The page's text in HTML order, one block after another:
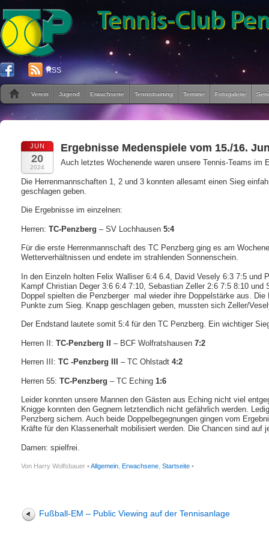
RSS
Verein Jugend Erwachsene Tennistraining Termine Fotogalerie
JUN
20
2024
Ergebnisse Medenspiele vom 15./16.
Auch letztes Wochenende waren unsere Tennis-Teams im
Die Herrenmannschaften 1, 2 und 3 konnten allesamt einen Sieg
geschlagen geben.
Die Ergebnisse im einzelnen:
Herren: TC-Penzberg – SV Lochhausen 5:4
Für die erste Herrenmannschaft des TC Penzberg ging es am
Wetterverhältnissen und endete im strahlenden Sonnenschein.
In den Einzeln holten Felix Walliser 6:4 6.4, David Vesely 6:3 7:5
Kampf Christian Deger 3:6 6:4 7:10, Sebastian Zeller 2:6 7:5 8:10
Doppel spielten die Penzberger mal wieder ihre Doppelstärke aus.
Punkte zum Sieg. Knapp geschlagen geben, mussten sich Zeller/
Der Endstand lautete somit 5:4 für den TC Penzberg. Ein wichtiger
Herren II: TC-Penzberg II – BCF Wolfratshausen 7:2
Herren III: TC -Penzberg III – TC Ohlstadt 4:2
Herren 55: TC-Penzberg – TC Eching 1:6
Leider konnten unsere Mannen den Gästen aus Eching nicht viel
Knigge konnten den Gegnern letztendlich nicht gefährlich werden.
Penzberg sichern. Auch beide Doppelbegegnungen gingen vom
Kräfte für den Klassenerhalt mobilisiert werden. Die Chancen sind auf
Damen: spielfrei.
Von Harry Wolfsbauer •Allgemein Erwachsene Startseite •
Fußball-EM – Public Viewing auf der Tennisanlage